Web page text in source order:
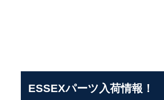
ESSEXパーツ入荷情報！